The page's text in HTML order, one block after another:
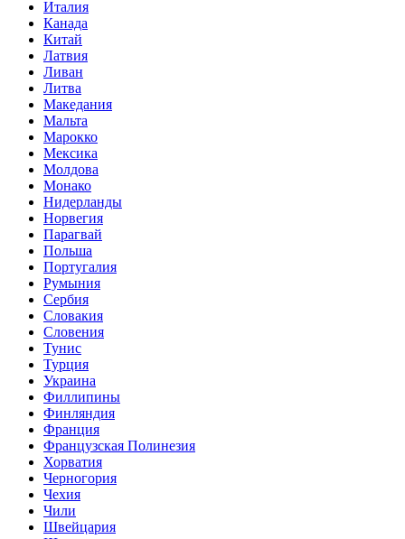
Италия
Канада
Китай
Латвия
Ливан
Литва
Македания
Мальта
Марокко
Мексика
Молдова
Монако
Нидерланды
Норвегия
Парагвай
Польша
Португалия
Румыния
Сербия
Словакия
Словения
Тунис
Турция
Украина
Филлипины
Финляндия
Франция
Французская Полинезия
Хорватия
Черногория
Чехия
Чили
Швейцария